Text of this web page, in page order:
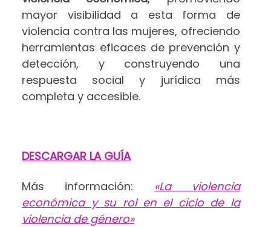
mayor visibilidad a esta forma de
violencia contra las mujeres, ofreciendo
herramientas eficaces de prevención y
detección, y construyendo una
respuesta social y jurídica más
completa y accesible.
DESCARGAR LA GUÍA
Más información: «La violencia
económica y su rol en el ciclo de la
violencia de género»